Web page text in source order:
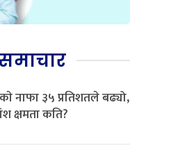
नाफा ३५ प्रतिशतले बढ्यो,
क्षमता कति?